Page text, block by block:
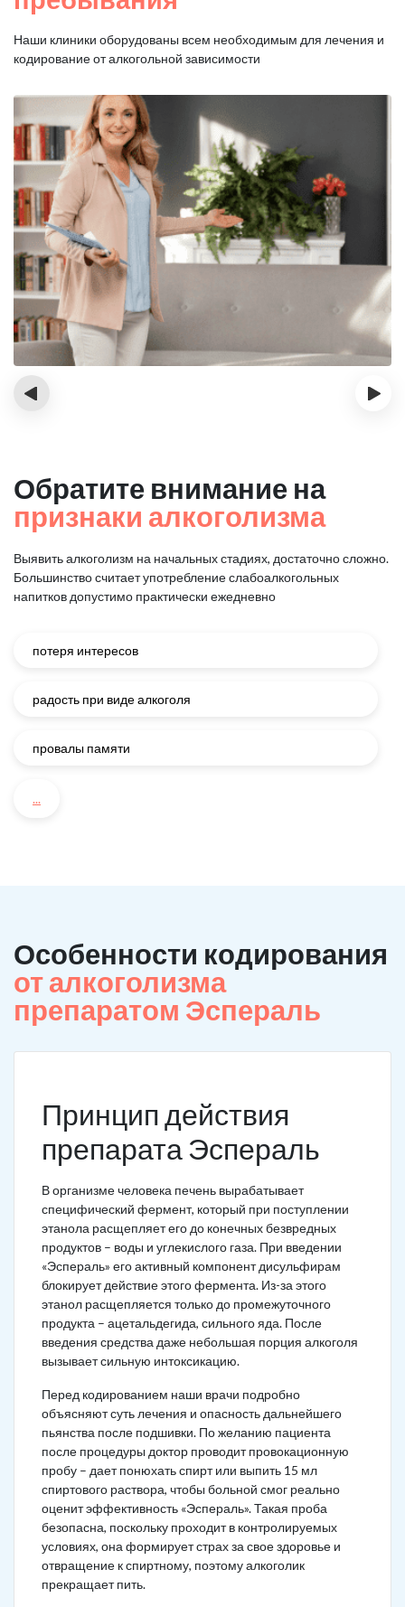
Наши клиники оборудованы всем необходимым для лечения и
кодирование от алкогольной зависимости
‹ ›
Обратите внимание на
признаки алкоголизма
Выявить алкоголизм на начальных стадиях, достаточно сложно.
Большинство считает употребление слабоалкогольных
напитков допустимо практически ежедневно
потеря интересов
радость при виде алкоголя
провалы памяти
...
Особенности кодирования
от алкоголизма
препаратом Эспераль
Принцип действия
препарата Эспераль
В организме человека печень вырабатывает
специфический фермент, который при поступлении
этанола расщепляет его до конечных безвредных
продуктов – воды и углекислого газа. При введении
«Эспераль» его активный компонент дисульфирам
блокирует действие этого фермента. Из-за этого
этанол расщепляется только до промежуточного
продукта – ацетальдегида, сильного яда. После
введения средства даже небольшая порция алкоголя
вызывает сильную интоксикацию.
Перед кодированием наши врачи подробно
объясняют суть лечения и опасность дальнейшего
пьянства после подшивки. По желанию пациента
после процедуры доктор проводит провокационную
пробу – дает понюхать спирт или выпить 15 мл
спиртового раствора, чтобы больной смог реально
оценит эффективность «Эспераль». Такая проба
безопасна, поскольку проходит в контролируемых
условиях, она формирует страх за свое здоровье и
отвращение к спиртному, поэтому алкоголик
прекращает пить.